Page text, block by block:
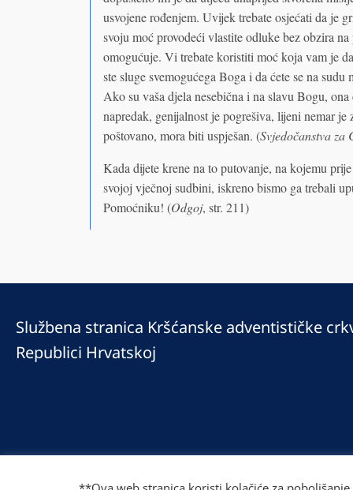
usvojene rođenjem. Uvijek trebate osjećati da je
svoju moć provodeći vlastite odluke bez obzira
omogućuje. Vi trebate koristiti moć koja vam je
ste sluge svemogućega Boga i da ćete se na
Ako su vaša djela nesebična i na slavu Bogu,
napredak, genijalnost je pogrešiva, lijeni nemar
poštovano, mora biti uspješan. (Svjedočanstva za
Kada dijete krene na to putovanje, na kojemu
svojoj vječnoj sudbini, iskreno bismo ga trebali
Pomoćniku! (Odgoj, str. 211)
Službena stranica Kršćanske adventističke
Republici Hrvatskoj
Prilaz Gjure Deželića 77 Zagreb 10000 Hrvatska 01 236 1900